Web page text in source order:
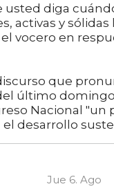
diga
activas y sólidas
vocero en
que
último
Nacional
desarrollo
Jue 6. Ago